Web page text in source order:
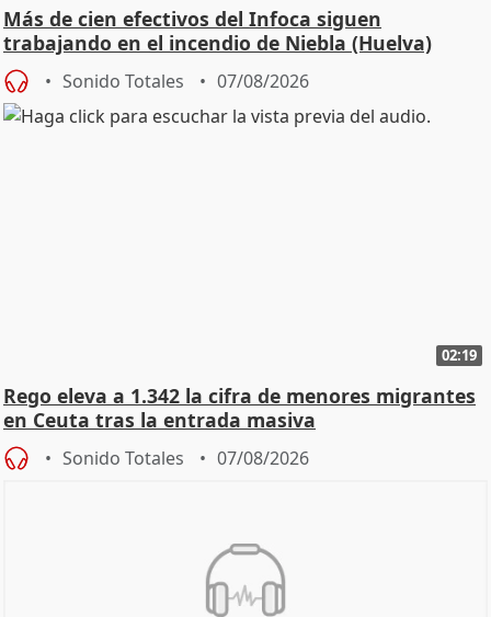
Más de cien efectivos del Infoca siguen
trabajando en el incendio de Niebla (Huelva)
Sonido Totales 07/08/2026
02:19
Rego eleva a 1.342 la cifra de menores migrantes
en Ceuta tras la entrada masiva
Sonido Totales 07/08/2026